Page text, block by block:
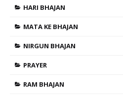
HARI BHAJAN
MATA KE BHAJAN
NIRGUN BHAJAN
PRAYER
RAM BHAJAN